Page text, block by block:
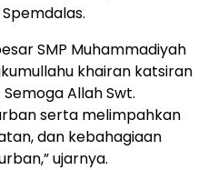
SMP Muhammadiyah
khairan katsiran
Allah Swt.
serta melimpahkan
dan kebahagiaan
ujarnya.